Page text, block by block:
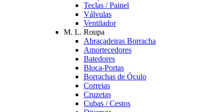
Teclas / Painel
Válvulas
Ventilador
M. L. Roupa
Abraçadeiras Borracha
Amortecedores
Batedores
Bloca-Portas
Borrachas de Óculo
Correias
Cruzetas
Cubas / Cestos